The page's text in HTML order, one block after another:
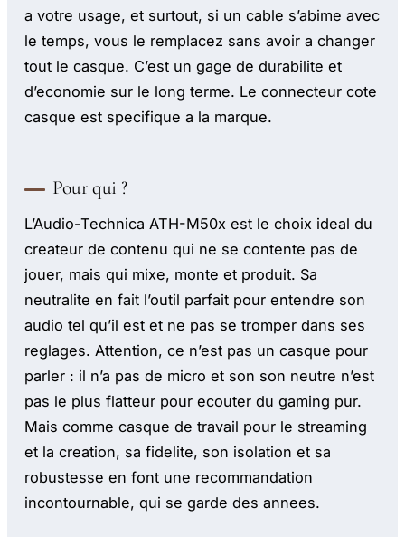
a votre usage, et surtout, si un cable s’abime avec
le temps, vous le remplacez sans avoir a changer
tout le casque. C’est un gage de durabilite et
d’economie sur le long terme. Le connecteur cote
casque est specifique a la marque.
Pour qui ?
L’Audio-Technica ATH-M50x est le choix ideal du
createur de contenu qui ne se contente pas de
jouer, mais qui mixe, monte et produit. Sa
neutralite en fait l’outil parfait pour entendre son
audio tel qu’il est et ne pas se tromper dans ses
reglages. Attention, ce n’est pas un casque pour
parler : il n’a pas de micro et son son neutre n’est
pas le plus flatteur pour ecouter du gaming pur.
Mais comme casque de travail pour le streaming
et la creation, sa fidelite, son isolation et sa
robustesse en font une recommandation
incontournable, qui se garde des annees.